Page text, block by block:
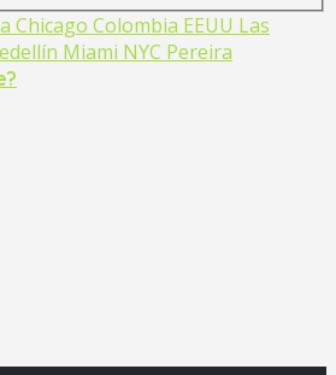
Chicago Colombia EEUU Las
Miami NYC Pereira